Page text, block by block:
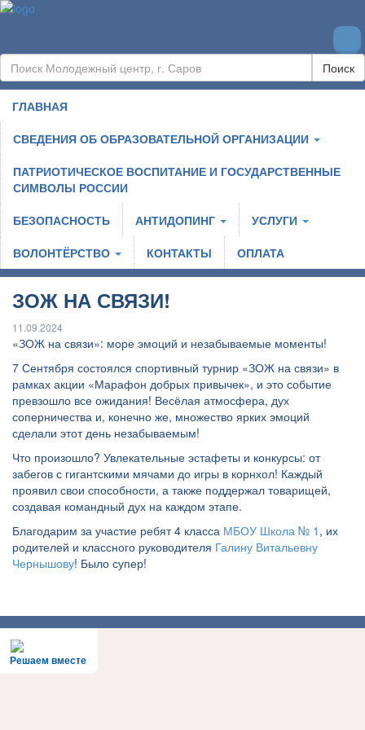
Поиск
ГЛАВНАЯ
СВЕДЕНИЯ ОБ ОБРАЗОВАТЕЛЬНОЙ ОРГАНИЗАЦИИ
ПАТРИОТИЧЕСКОЕ ВОСПИТАНИЕ И ГОСУДАРСТВЕННЫЕ
СИМВОЛЫ РОССИИ
БЕЗОПАСНОСТЬ
АНТИДОПИНГ
УСЛУГИ
ВОЛОНТЁРСТВО
КОНТАКТЫ ОПЛАТА
ЗОЖ НА СВЯЗИ!
11.09.2024
«ЗОЖ на связи»: море эмоций и незабываемые моменты!
7 Сентября состоялся спортивный турнир «ЗОЖ на связи» в
рамках акции «Марафон добрых привычек», и это событие
превзошло все ожидания! Весёлая атмосфера, дух
соперничества и, конечно же, множество ярких эмоций
сделали этот день незабываемым!
Что произошло? Увлекательные эстафеты и конкурсы: от
забегов с гигантскими мячами до игры в корнхол! Каждый
проявил свои способности, а также поддержал товарищей,
создавая командный дух на каждом этапе.
Благодарим за участие ребят 4 класса МБОУ Школа № 1 , их
родителей и классного руководителя Галину Витальевну
Чернышову! Было супер!
Решаем вместе